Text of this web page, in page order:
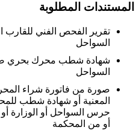
المستندات المطلوبة
تقرير الفحص الفني
السواحل
شهادة شطب محرك بحري
السواحل
صورة من فاتورة شراء
المعنية أو شهادة شطب
حرس السواحل أو الوزارة
أو من المحكمة